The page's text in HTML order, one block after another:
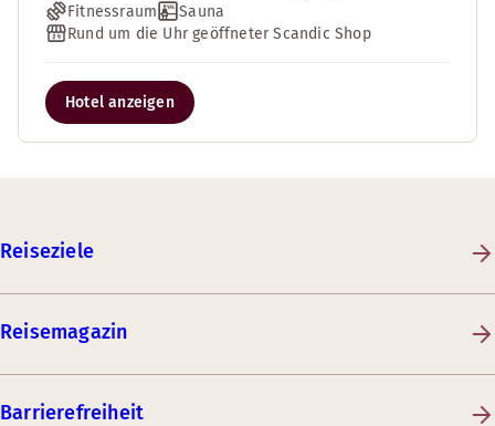
Fitnessraum
Sauna
Rund um die Uhr geöffneter Scandic Shop
Hotel anzeigen
Reiseziele
Reisemagazin
Barrierefreiheit